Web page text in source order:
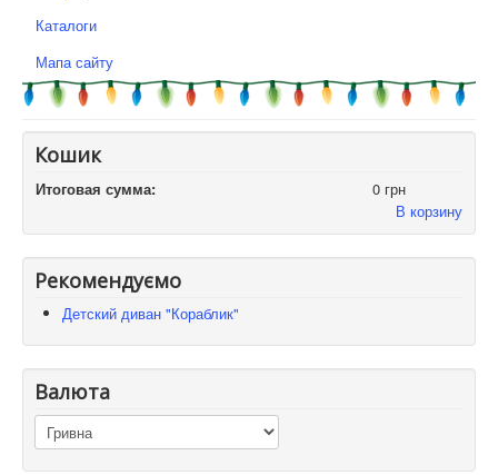
Каталоги
Мапа сайту
Кошик
Итоговая сумма:
0 грн
В корзину
Рекомендуємо
Детский диван "Кораблик"
Валюта